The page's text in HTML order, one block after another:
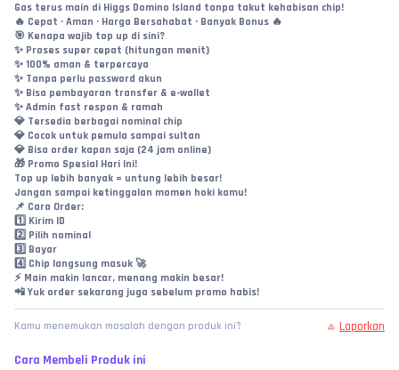
Gas terus main di Higgs Domino Island tanpa takut kehabisan chip!
🔥 Cepat • Aman • Harga Bersahabat • Banyak Bonus 🔥
🎯 Kenapa wajib top up di sini?
✨ Proses super cepat (hitungan menit)
✨ 100% aman & terpercaya
✨ Tanpa perlu password akun
✨ Bisa pembayaran transfer & e-wallet
✨ Admin fast respon & ramah
💎 Tersedia berbagai nominal chip
💎 Cocok untuk pemula sampai sultan
💎 Bisa order kapan saja (24 jam online)
🎁 Promo Spesial Hari Ini!
Top up lebih banyak = untung lebih besar!
Jangan sampai ketinggalan momen hoki kamu!
📌 Cara Order:
1️⃣ Kirim ID
2️⃣ Pilih nominal
3️⃣ Bayar
4️⃣ Chip langsung masuk 🚀
⚡ Main makin lancar, menang makin besar!
📲 Yuk order sekarang juga sebelum promo habis!
Kamu menemukan masalah dengan produk ini? Laporkan
Cara Membeli Produk ini